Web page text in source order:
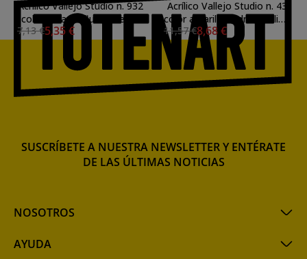
Acrílico Vallejo Studio n. 932
color naranja fluorescente
(58 ml)
7,13 €5,35 €
Acrílico Vallejo Studio n. 43
color amarillo cadmio pálido
(200 ml)
11,57 €8,68 €
NOSOTROS
AYUDA
SUSCRÍBETE A NUESTRA NEWSLETTER Y ENTÉRATE
DE LAS ÚLTIMAS NOTICIAS